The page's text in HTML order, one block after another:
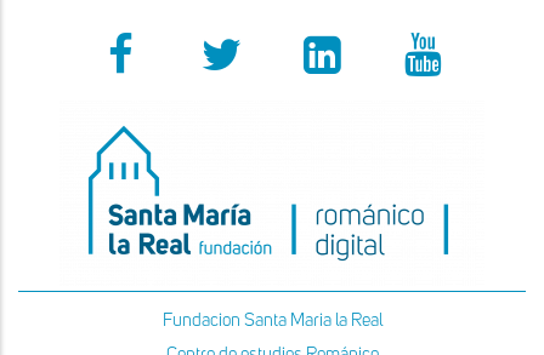
Fundacion Santa Maria la Real